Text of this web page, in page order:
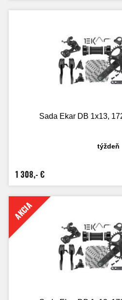
Sada Ekar DB 1x13,
týždeň
1 308,- €
AKCIA